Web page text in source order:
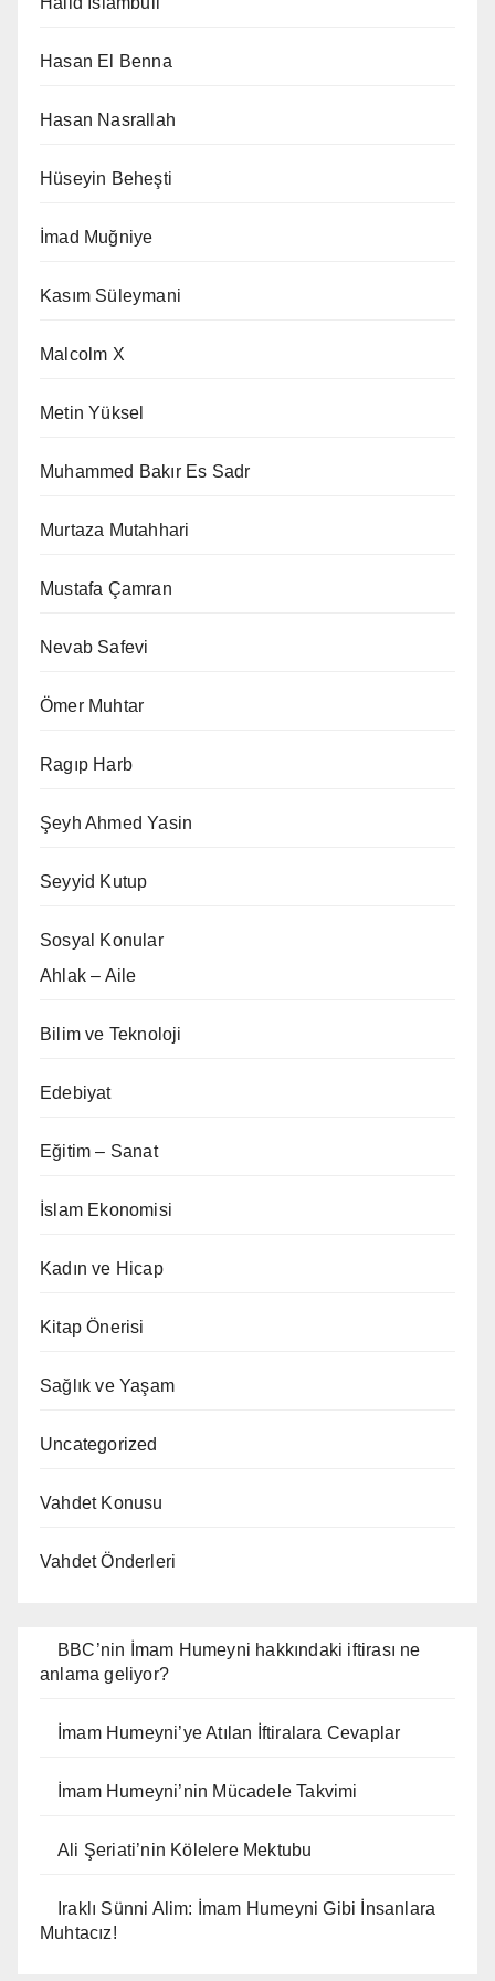
Hasan El Benna
Hasan Nasrallah
Hüseyin Beheşti
İmad Muğniye
Kasım Süleymani
Malcolm X
Metin Yüksel
Muhammed Bakır Es Sadr
Murtaza Mutahhari
Mustafa Çamran
Nevab Safevi
Ömer Muhtar
Ragıp Harb
Şeyh Ahmed Yasin
Seyyid Kutup
Sosyal Konular
Ahlak – Aile
Bilim ve Teknoloji
Edebiyat
Eğitim – Sanat
İslam Ekonomisi
Kadın ve Hicap
Kitap Önerisi
Sağlık ve Yaşam
Uncategorized
Vahdet Konusu
Vahdet Önderleri
BBC’nin İmam Humeyni hakkındaki iftirası ne
anlama geliyor?
İmam Humeyni’ye Atılan İftiralara Cevaplar
İmam Humeyni’nin Mücadele Takvimi
Ali Şeriati’nin Kölelere Mektubu
Iraklı Sünni Alim: İmam Humeyni Gibi İnsanlara
Muhtacız!